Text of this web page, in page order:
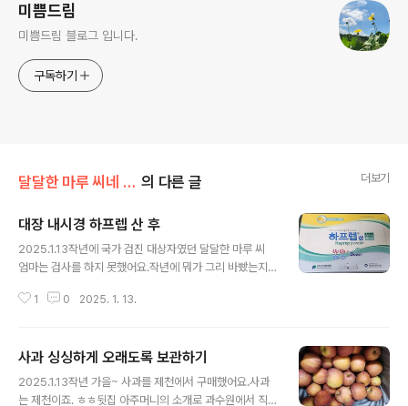
미쁨드림
미쁨드림 블로그 입니다.
구독하기
달달한 마루 씨네 일상 의 다른 글 더보기
대장 내시경 하프렙 산 후
2025.1.13작년에 국가 검진 대상자였던 달달한 마루 씨
엄마는 검사를 하지 못했어요.작년에 뭐가 그리 바빴는지..
늦기 전에 검사를 하려고 지난주 토요일 인테리어 업자 농
어요.그리고 두둥~ 알약과 가루약을 선택하라고 말씀을 듣
지요.처음 알약을 선택했다가 의사 선생님의 말씀을 듣고
가루약을 바꿔서 가지고 왔어요. 오늘 아침 1577-1000
1 0 2025. 1. 13.
사과 싱싱하게 오래도록 보관하기
2025.1.13작년 가을~ 사과를 제천에서 구매했어요.사과
는 제천이죠. ㅎㅎ뒷집 아주머니의 소개로 과수원에서 직